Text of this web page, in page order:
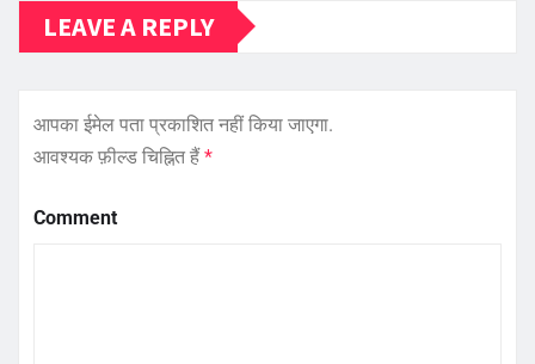
LEAVE A REPLY
आपका ईमेल पता प्रकाशित नहीं किया जाएगा.
आवश्यक फ़ील्ड चिह्नित हैं*
Comment